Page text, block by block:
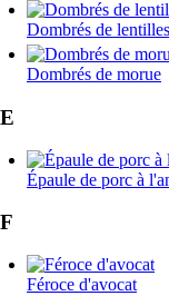
Dombrés de
Dombrés de morue
E
Épaule de porc à
F
Féroce d'avocat